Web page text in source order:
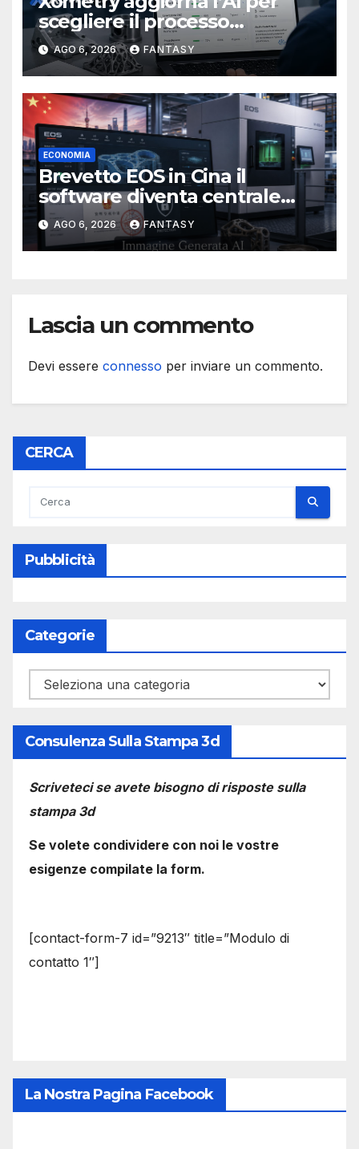
scegliere il processo
produttivo più adatto
AGO 6, 2026 FANTASY
ECONOMIA
Brevetto EOS in Cina il
software diventa centrale
nella stampa 3D industriale
AGO 6, 2026 FANTASY
Lascia un commento
Devi essere connesso per inviare un commento.
CERCA
Pubblicità
Categorie
Categorie
Consulenza Sulla Stampa 3d
Scriveteci se avete bisogno di risposte sulla
stampa 3d
Se volete condividere con noi le vostre
esigenze compilate la form.
[contact-form-7 id=”9213″ title=”Modulo di
contatto 1″]
La Nostra Pagina Facebook